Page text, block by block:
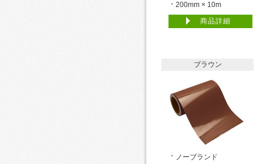
200mm × 10m
商品詳細
ブラウン
ノーブランド